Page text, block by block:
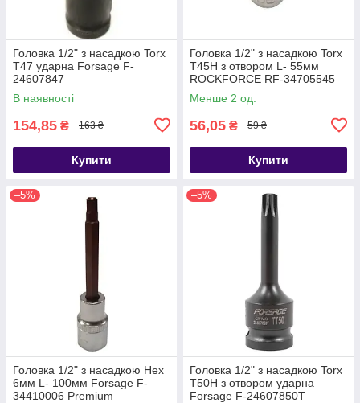
Головка 1/2" з насадкою Torx
T47 ударна Forsage F-
24607847
В наявності
154,85 ₴ 163 ₴
Купити
Головка 1/2" з насадкою Torx
T45H з отвором L- 55мм
ROCKFORCE RF-34705545
Premium
Менше 2 од.
56,05 ₴ 59 ₴
Купити
–5%
Головка 1/2" з насадкою Hex
6мм L- 100мм Forsage F-
34410006 Premium
–5%
Головка 1/2" з насадкою Torx
T50H з отвором ударна
Forsage F-24607850T